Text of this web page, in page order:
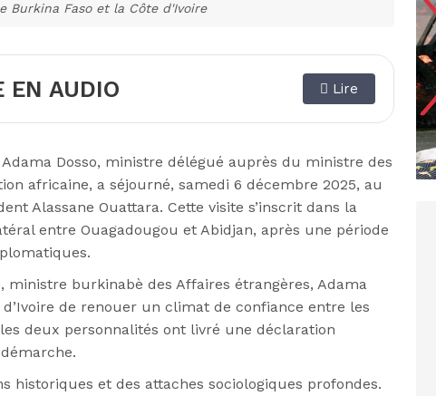
Burkina Faso et la Côte d'Ivoire
EN AUDIO Lire
Dosso, ministre délégué auprès du ministre des
africaine, a séjourné, samedi 6 décembre 2025, au
Alassane Ouattara. Cette visite s’inscrit dans la
entre Ouagadougou et Abidjan, après une période
ministre burkinabè des Affaires étrangères, Adama
de renouer un climat de confiance entre les
deux personnalités ont livré une déclaration
historiques et des attaches sociologiques profondes.